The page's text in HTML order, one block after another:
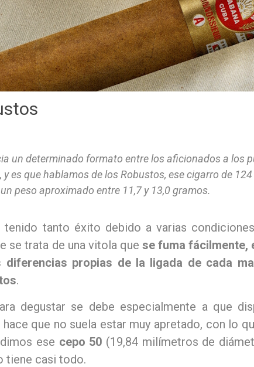
un determinado formato entre los aficionados a los
es que hablamos de los Robustos, ese cigarro de
peso aproximado entre 11,7 y 13,0 gramos.
tenido tanto éxito debido a varias
se trata de una vitola quese fuma fácilmente,
diferencias propias de la ligada de cada
.
degustar se debe especialmente a que
hace que no suela estar muy apretado, con lo
ese cepo 50 (19,84 milímetros de
tiene casi todo.